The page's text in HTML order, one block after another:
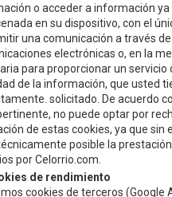
o acceder a información ya
en su dispositivo, con el
una comunicación a través
electrónicas o, en la
para proporcionar un servicio
de la información, que usted
solicitado. De acuerdo
no puede optar por
de estas cookies, ya que sin
posible la
por Celorrio.com.
de rendimiento
cookies de terceros (Google
AREA